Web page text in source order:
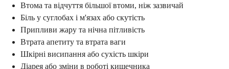
Втома та відчуття більшої втоми, ніж зазвичай
Біль у суглобах і м'язах або скутість
Припливи жару та нічна пітливість
Втрата апетиту та втрата ваги
Шкірні висипання або сухість шкіри
Діарея або зміни в роботі кишечника